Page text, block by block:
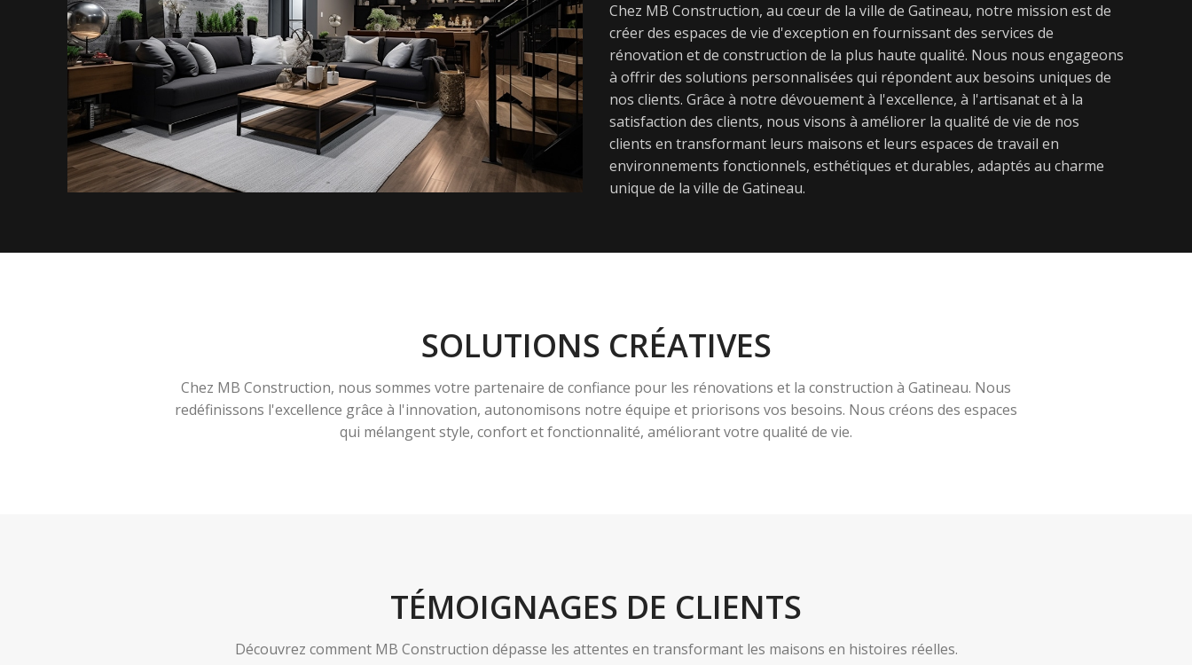
Chez MB Construction, au cœur de la ville de Gatineau, notre mission est de
créer des espaces de vie d'exception en fournissant des services de
rénovation et de construction de la plus haute qualité. Nous nous engageons
à offrir des solutions personnalisées qui répondent aux besoins uniques de
nos clients. Grâce à notre dévouement à l'excellence, à l'artisanat et à la
satisfaction des clients, nous visons à améliorer la qualité de vie de nos
clients en transformant leurs maisons et leurs espaces de travail en
environnements fonctionnels, esthétiques et durables, adaptés au charme
unique de la ville de Gatineau.
SOLUTIONS CRÉATIVES
Chez MB Construction, nous sommes votre partenaire de confiance pour les rénovations et la construction à Gatineau. Nous
redéfinissons l'excellence grâce à l'innovation, autonomisons notre équipe et priorisons vos besoins. Nous créons des espaces
qui mélangent style, confort et fonctionnalité, améliorant votre qualité de vie.
TÉMOIGNAGES DE CLIENTS
Découvrez comment MB Construction dépasse les attentes en transformant les maisons en histoires réelles.